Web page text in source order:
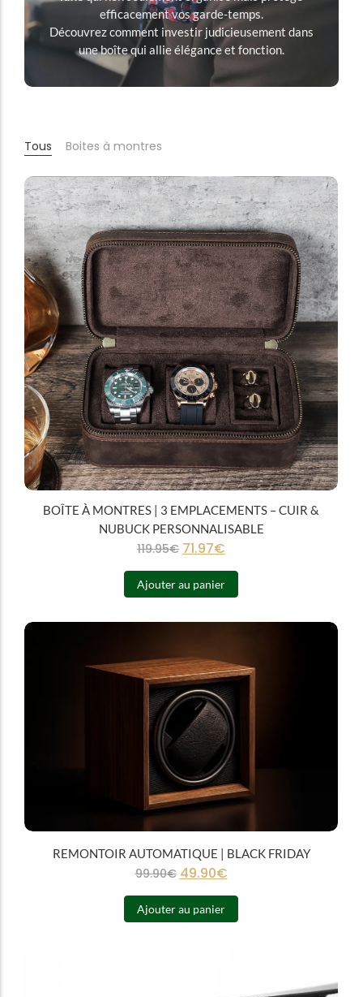
efficacement vos garde-temps.
Découvrez comment investir judicieusement dans
une boîte qui allie élégance et fonction.
Tous Boites à montres
BOÎTE À MONTRES | 3 EMPLACEMENTS – CUIR &
NUBUCK PERSONNALISABLE
119.95€ 71.97€
Ajouter au panier
REMONTOIR AUTOMATIQUE | BLACK FRIDAY
99.90€ 49.90€
Ajouter au panier